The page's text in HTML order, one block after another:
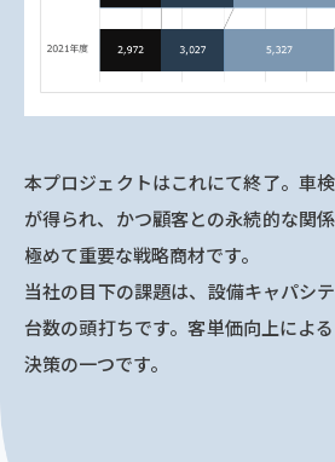
本プロジェクトはこれにて終了。車
が得られ、かつ顧客との永続的な関
極めて重要な戦略商材です。
当社の目下の課題は、設備キャパシ
台数の頭打ちです。客単価向上によ
決策の一つです。